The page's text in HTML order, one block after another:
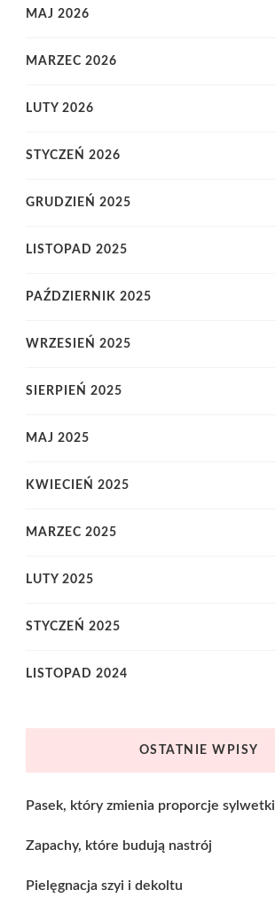
MAJ 2026
MARZEC 2026
LUTY 2026
STYCZEŃ 2026
GRUDZIEŃ 2025
LISTOPAD 2025
PAŹDZIERNIK 2025
WRZESIEŃ 2025
SIERPIEŃ 2025
MAJ 2025
KWIECIEŃ 2025
MARZEC 2025
LUTY 2025
STYCZEŃ 2025
LISTOPAD 2024
OSTATNIE WPISY
Pasek, który zmienia proporcje sylwetki
Zapachy, które budują nastrój
Pielęgnacja szyi i dekoltu